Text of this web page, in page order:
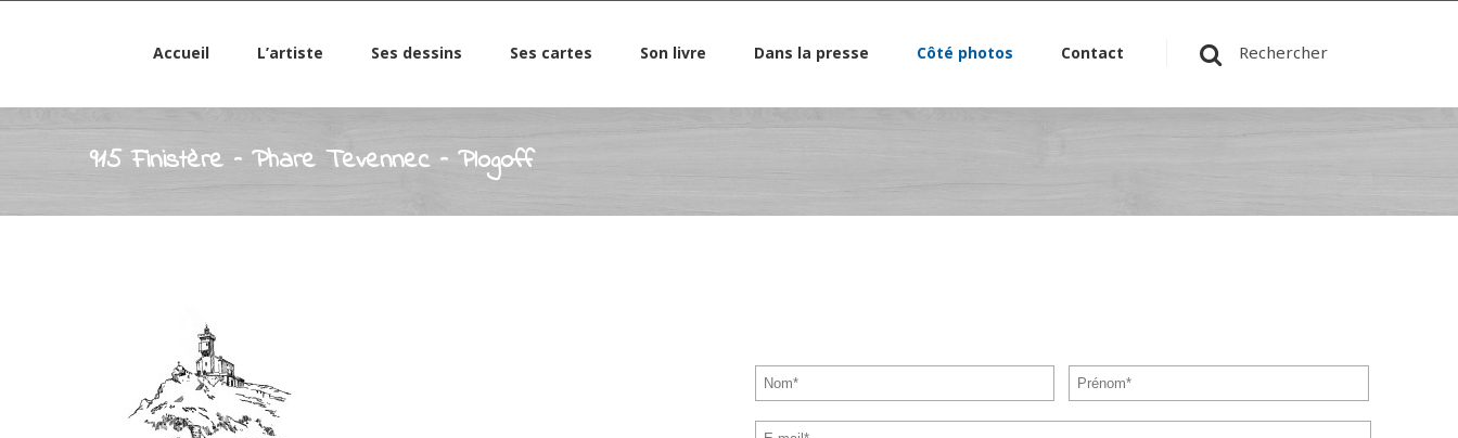
Accueil L’artiste Ses dessins Ses cartes Son livre Dans la presse Côté photos Contact Rechercher
915 Finistère – Phare Tevennec – Plogoff